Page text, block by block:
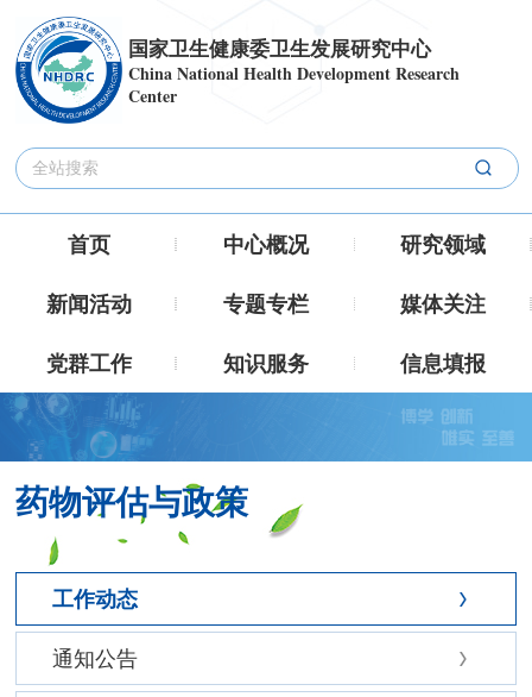
国家卫生健康委卫生发展研究中心
China National Health Development Research
Center
首页 中心概况
研究领域
新闻活动
专题专栏
媒体关注
党群工作
知识服务 信息填报
药物评估与政策
工作动态
通知公告